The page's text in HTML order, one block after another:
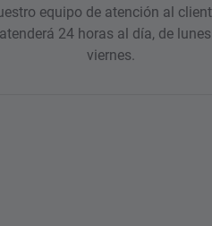
equipo de atención al
atenderá 24 horas al día, de
viernes.